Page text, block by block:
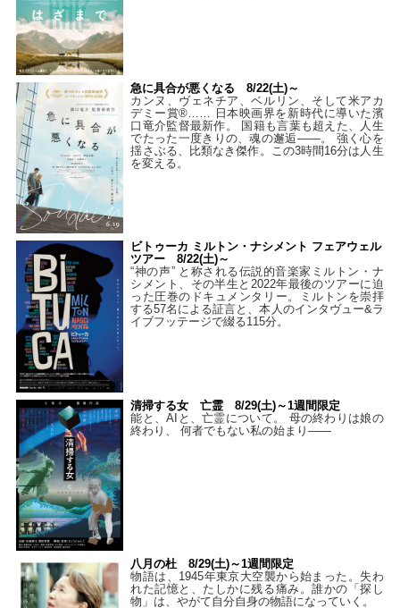
急に具合が悪くなる 8/22(土)～
カンヌ、ヴェネチア、ベルリン、そして米アカ
デミー賞®…… 日本映画界を新時代に導いた濱
口竜介監督最新作。 国籍も言葉も超えた、人生
でたった一度きりの、魂の邂逅――。 強く心を
揺さぶる、比類なき傑作。この3時間16分は人生
を変える。
ビトゥーカ ミルトン・ナシメント フェアウェル
ツアー 8/22(土)～
“神の声” と称される伝説的音楽家ミルトン・ナ
シメント、その半生と2022年最後のツアーに迫
った圧巻のドキュメンタリー。ミルトンを崇拝
する57名による証言と、本人のインタヴュー&ラ
イブフッテージで綴る115分。
清掃する女 亡霊 8/29(土)～1週間限定
能と、AIと、亡霊について。 母の終わりは娘の
終わり、 何者でもない私の始まり――
八月の杜 8/29(土)～1週間限定
物語は、1945年東京大空襲から始まった。失わ
れた記憶と、たしかに残る痛み。誰かの「探し
物」は、やがて自分自身の物語になっていく。